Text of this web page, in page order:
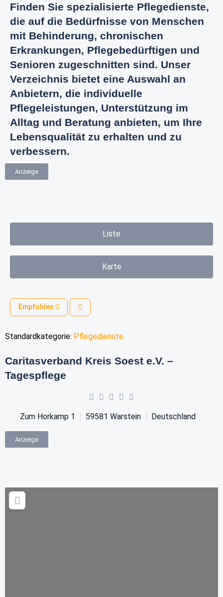
Finden Sie spezialisierte Pflegedienste,
die auf die Bedürfnisse von Menschen
mit Behinderung, chronischen
Erkrankungen, Pflegebedürftigen und
Senioren zugeschnitten sind. Unser
Verzeichnis bietet eine Auswahl an
Anbietern, die individuelle
Pflegeleistungen, Unterstützung im
Alltag und Beratung anbieten, um Ihre
Lebensqualität zu erhalten und zu
verbessern.
Anzeige
Liste
Karte
Empfohlen
Standardkategorie: Pflegedienste
Caritasverband Kreis Soest e.V. –
Tagespflege
Zum Horkamp 1 59581 Warstein Deutschland
Anzeige